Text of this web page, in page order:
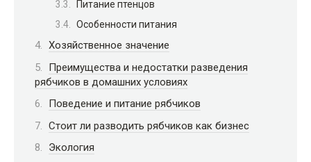
Питание птенцов
Особенности питания
Хозяйственное значение
Преимущества и недостатки разведения
рябчиков в домашних условиях
Поведение и питание рябчиков
Стоит ли разводить рябчиков как бизнес
Экология